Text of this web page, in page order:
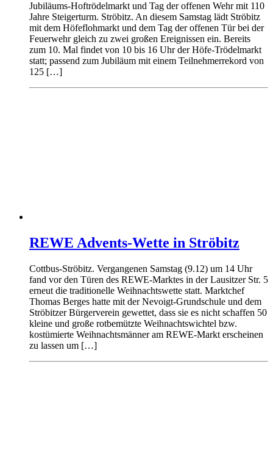
Jubiläums-Hoftrödelmarkt und Tag der offenen Wehr mit 110
Jahre Steigerturm. Ströbitz. An diesem Samstag lädt Ströbitz
mit dem Höfeflohmarkt und dem Tag der offenen Tür bei der
Feuerwehr gleich zu zwei großen Ereignissen ein. Bereits
zum 10. Mal findet von 10 bis 16 Uhr der Höfe-Trödelmarkt
statt; passend zum Jubiläum mit einem Teilnehmerrekord von
125 […]
REWE Advents-Wette in Ströbitz
Cottbus-Ströbitz. Vergangenen Samstag (9.12) um 14 Uhr
fand vor den Türen des REWE-Marktes in der Lausitzer Str. 5
erneut die traditionelle Weihnachtswette statt. Marktchef
Thomas Berges hatte mit der Nevoigt-Grundschule und dem
Ströbitzer Bürgerverein gewettet, dass sie es nicht schaffen 50
kleine und große rotbemützte Weihnachtswichtel bzw.
kostümierte Weihnachtsmänner am REWE-Markt erscheinen
zu lassen um […]